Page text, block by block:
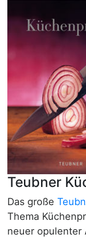
Teubner
Das große
Thema
neuer opulenter